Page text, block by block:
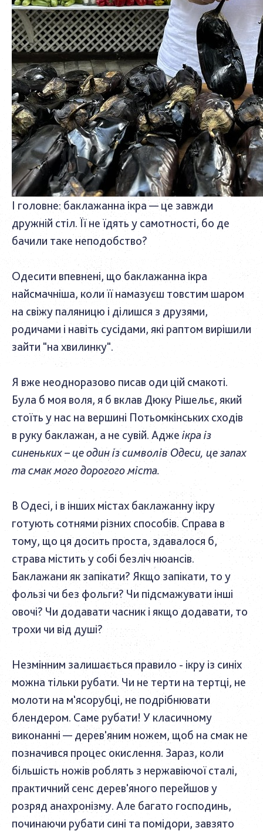
І головне: баклажанна ікра — це завжди
дружній стіл. Її не їдять у самотності, бо де
бачили таке неподобство?
Одесити впевнені, що баклажанна ікра
найсмачніша, коли її намазуєш товстим шаром
на свіжу паляницю і ділишся з друзями,
родичами і навіть сусідами, які раптом вирішили
зайти "на хвилинку".
Я вже неодноразово писав оди цій смакоті.
Була б моя воля, я б вклав Дюку Рішельє, який
стоїть у нас на вершині Потьомкінських сходів
в руку баклажан, а не сувій. Аджеікра із
синеньких – це один із символів Одеси, це запах
та смак мого дорогого міста.
В Одесі, і в інших містах баклажанну ікру
готують сотнями різних способів. Справа в
тому, що ця досить проста, здавалося б,
страва містить у собі безліч нюансів.
Баклажани як запікати? Якщо запікати, то у
фользі чи без фольги? Чи підсмажувати інші
овочі? Чи додавати часник і якщо додавати, то
трохи чи від душі?
Незмінним залишається правило - ікру із синіх
можна тільки рубати. Чи не терти на тертці, не
молоти на м'ясорубці, не подрібнювати
блендером. Саме рубати! У класичному
виконанні — дерев'яним ножем, щоб на смак не
позначився процес окислення. Зараз, коли
більшість ножів роблять з нержавіючої сталі,
практичний сенс дерев'яного перейшов у
розряд анахронізму. Але багато господинь,
починаючи рубати сині та помідори, завзято